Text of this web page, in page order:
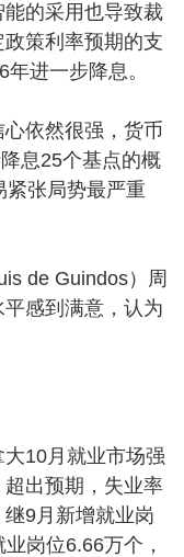
的采用也导致裁
策利率预期的支
进一步降息。
依然很强，货币
息25个基点的概
紧张局势最严重
de Guindos）周
感到满意，认为
10月就业市场强
出预期，失业率
9月新增就业岗
岗位6.66万个，